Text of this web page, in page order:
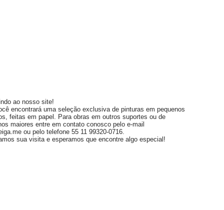
ao nosso site!
encontrará uma seleção exclusiva de pinturas em pequenos
feitas em papel. Para obras em outros suportes ou de
maiores entre em contato conosco pelo e-mail
ou pelo telefone 55 11 99320-0716.
sua visita e esperamos que encontre algo especial!